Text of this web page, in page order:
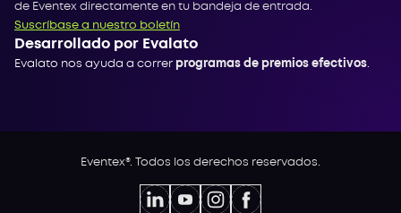
de Eventex directamente en tu bandeja de entrada.
Suscríbase a nuestro boletín
Desarrollado por Evalato
Evalato nos ayuda a correr programas de premios efectivos
Eventex®. Todos los derechos reservados.